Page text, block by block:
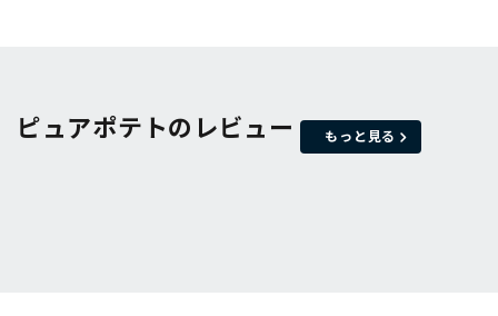
ピュアポテトのレビュー もっと見る